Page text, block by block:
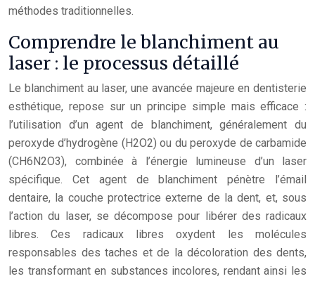
méthodes traditionnelles.
Comprendre le blanchiment au
laser : le processus détaillé
Le blanchiment au laser, une avancée majeure en dentisterie
esthétique, repose sur un principe simple mais efficace :
l’utilisation d’un agent de blanchiment, généralement du
peroxyde d’hydrogène (H2O2) ou du peroxyde de carbamide
(CH6N2O3), combinée à l’énergie lumineuse d’un laser
spécifique. Cet agent de blanchiment pénètre l’émail
dentaire, la couche protectrice externe de la dent, et, sous
l’action du laser, se décompose pour libérer des radicaux
libres. Ces radicaux libres oxydent les molécules
responsables des taches et de la décoloration des dents,
les transformant en substances incolores, rendant ainsi les